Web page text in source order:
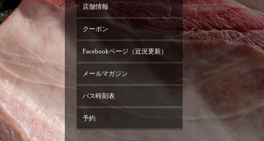
店舗情報
クーポン
Facebookページ（近況更新）
メールマガジン
バス時刻表
予約